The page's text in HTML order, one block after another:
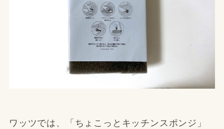
ワッツでは、「ちょこっとキッチンスポンジ」